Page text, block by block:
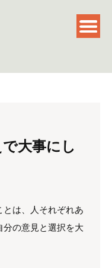
大事にし
は、人それぞれあ
分の意見と選択を大